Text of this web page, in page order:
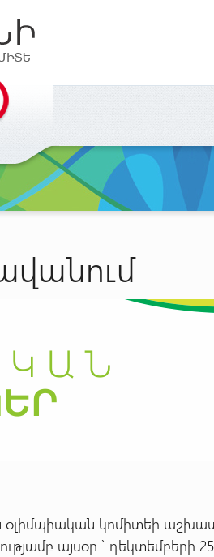
օլիմպիական կոմիտեի
այսօր ` դեկտեմբերի